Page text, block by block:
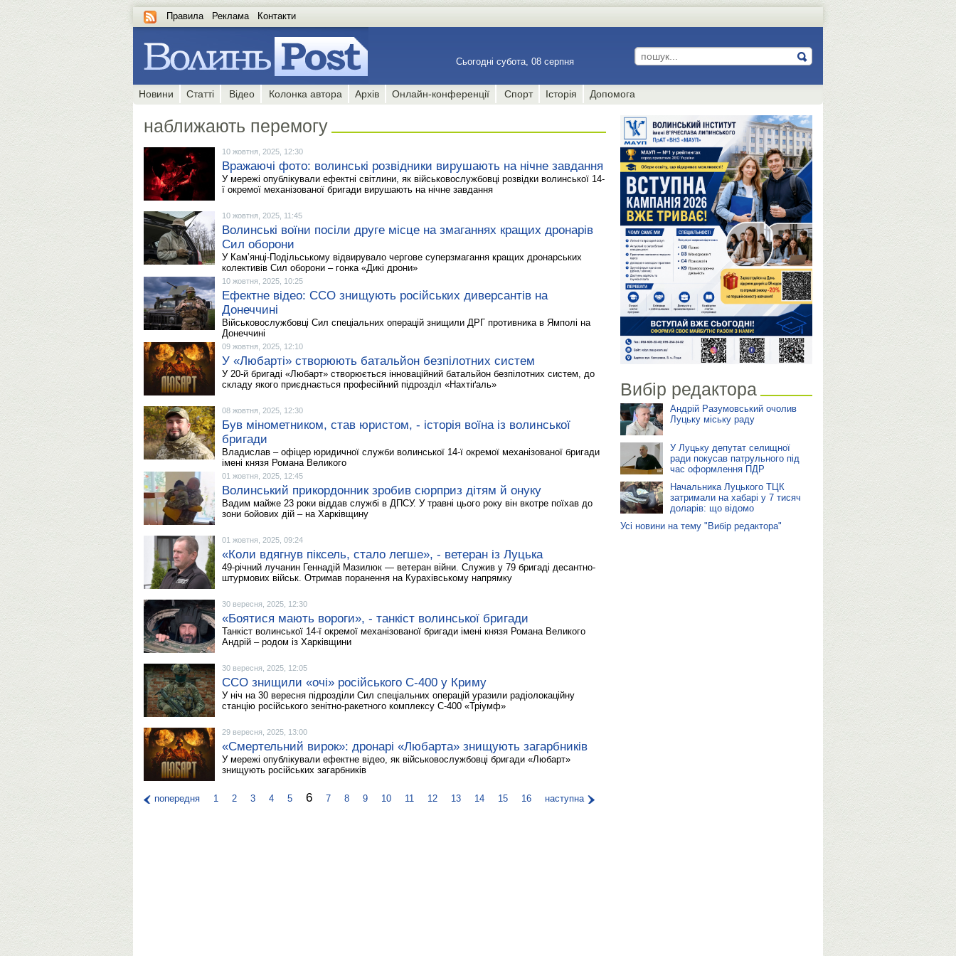
Правила Реклама Контакти
Сьогодні субота, 08 серпня
Новини Статті Відео Колонка автора Архів Онлайн-конференції Спорт Історія Допомога
наближають перемогу
10 жовтня, 2025, 12:30
Вражаючі фото: волинські розвідники вирушають на нічне завдання
У мережі опублікували ефектні світлини, як військовослужбовці розвідки волинської 14-
ї окремої механізованої бригади вирушають на нічне завдання
10 жовтня, 2025, 11:45
Волинські воїни посіли друге місце на змаганнях кращих дронарів
Сил оборони
У Кам’янці-Подільському відвирувало чергове суперзмагання кращих дронарських
колективів Сил оборони – гонка «Дикі дрони»
10 жовтня, 2025, 10:25
Ефектне відео: ССО знищують російських диверсантів на
Донеччині
Військовослужбовці Сил спеціальних операцій знищили ДРГ противника в Ямполі на
Донеччині
09 жовтня, 2025, 12:10
У «Любарті» створюють батальйон безпілотних систем
У 20-й бригаді «Любарт» створюється інноваційний батальйон безпілотних систем, до
складу якого приєднається професійний підрозділ «Нахтіґаль»
08 жовтня, 2025, 12:30
Був мінометником, став юристом, - історія воїна із волинської
бригади
Владислав – офіцер юридичної служби волинської 14-ї окремої механізованої бригади
імені князя Романа Великого
01 жовтня, 2025, 12:45
Волинський прикордонник зробив сюрприз дітям й онуку
Вадим майже 23 роки віддав службі в ДПСУ. У травні цього року він вкотре поїхав до
зони бойових дій – на Харківщину
01 жовтня, 2025, 09:24
«Коли вдягнув піксель, стало легше», - ветеран із Луцька
49-річний лучанин Геннадій Мазилюк — ветеран війни. Служив у 79 бригаді десантно-
штурмових військ. Отримав поранення на Курахівському напрямку
30 вересня, 2025, 12:30
«Боятися мають вороги», - танкіст волинської бригади
Танкіст волинської 14-ї окремої механізованої бригади імені князя Романа Великого
Андрій – родом із Харківщини
30 вересня, 2025, 12:05
ССО знищили «очі» російського С-400 у Криму
У ніч на 30 вересня підрозділи Сил спеціальних операцій уразили радіолокаційну
станцію російського зенітно-ракетного комплексу С-400 «Тріумф»
29 вересня, 2025, 13:00
«Смертельний вирок»: дронарі «Любарта» знищують загарбників
У мережі опублікували ефектне відео, як військовослужбовці бригади «Любарт»
знищують російських загарбників
попередня 1 2 3 4 5 6 7 8 9 10 11 12 13 14 15 16 наступна
Вибір редактора
Андрій Разумовський очолив
Луцьку міську раду
У Луцьку депутат селищної
ради покусав патрульного під
час оформлення ПДР
Начальника Луцького ТЦК
затримали на хабарі у 7 тисяч
доларів: що відомо
Усі новини на тему "Вибір редактора"